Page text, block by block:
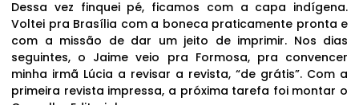
Dessa vez finquei pé, ficamos com a capa indígena.
Voltei pra Brasília com a boneca praticamente pronta e
com a missão de dar um jeito de imprimir. Nos dias
seguintes, o Jaime veio pra Formosa, pra convencer
minha irmã Lúcia a revisar a revista, “de grátis”. Com a
primeira revista impressa, a próxima tarefa foi montar o